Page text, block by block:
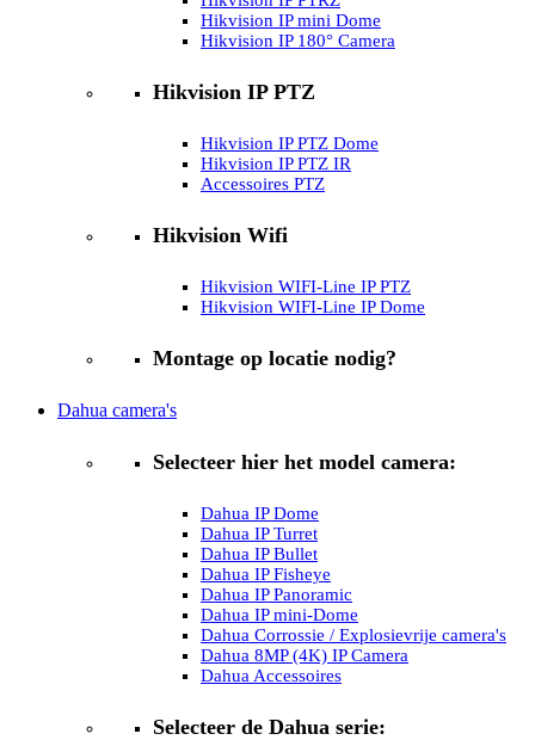
Hikvision IP mini Dome
Hikvision IP 180° Camera
Hikvision IP PTZ
Hikvision IP PTZ Dome
Hikvision IP PTZ IR
Accessoires PTZ
Hikvision Wifi
Hikvision WIFI-Line IP PTZ
Hikvision WIFI-Line IP Dome
Montage op locatie nodig?
Dahua camera's
Selecteer hier het model camera:
Dahua IP Dome
Dahua IP Turret
Dahua IP Bullet
Dahua IP Fisheye
Dahua IP Panoramic
Dahua IP mini-Dome
Dahua Corrossie / Explosievrije camera's
Dahua 8MP (4K) IP Camera
Dahua Accessoires
Selecteer de Dahua serie: